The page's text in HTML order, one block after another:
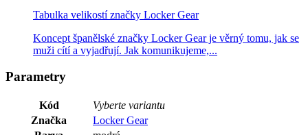
Tabulka velikostí značky Locker Gear
Koncept španělské značky Locker Gear je věrný tomu, jak se
muži cítí a vyjadřují. Jak komunikujeme,...
Parametry
Kód
Vyberte variantu
Značka
Locker Gear